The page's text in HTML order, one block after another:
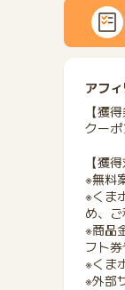
アフ
【獲
クー
【獲
※無料
※くま
め、
※商品
フト
※くま
※外部